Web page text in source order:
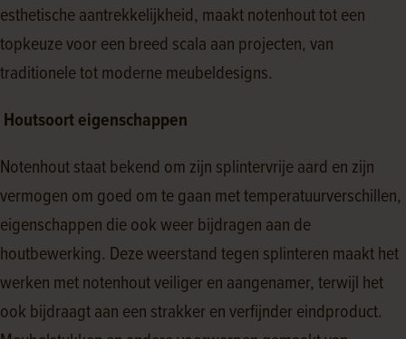
esthetische aantrekkelijkheid, maakt notenhout tot een
topkeuze voor een breed scala aan projecten, van
traditionele tot moderne meubeldesigns.
Houtsoort eigenschappen
Notenhout staat bekend om zijn splintervrije aard en zijn
vermogen om goed om te gaan met temperatuurverschillen,
eigenschappen die ook weer bijdragen aan de
houtbewerking. Deze weerstand tegen splinteren maakt het
werken met notenhout veiliger en aangenamer, terwijl het
ook bijdraagt aan een strakker en verfijnder eindproduct.